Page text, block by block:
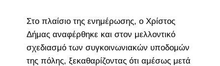
Στο πλαίσιο της ενημέρωσης, ο Χρίστος
Δήμας αναφέρθηκε και στον μελλοντικό
σχεδιασμό των συγκοινωνιακών υποδομών
της πόλης, ξεκαθαρίζοντας ότι αμέσως μετά